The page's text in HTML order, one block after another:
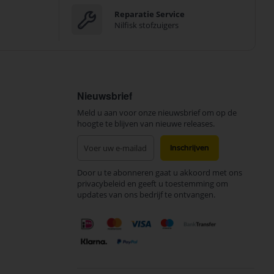
Reparatie Service
Nilfisk stofzuigers
Nieuwsbrief
Meld u aan voor onze nieuwsbrief om op de
hoogte te blijven van nieuwe releases.
onze
nieuwsbrief
Inschrijven
Door u te abonneren gaat u akkoord met ons
privacybeleid en geeft u toestemming om
updates van ons bedrijf te ontvangen.